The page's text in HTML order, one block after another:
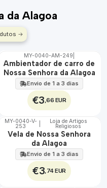
da Alagoa
🇵🇹
100%
MY-0040-AM-249
Ambientador de carro de
Nossa Senhora da Alagoa
Envio de 1 a 3 dias
€3 ,66 EUR
🇵🇹
100%
MY-0040-V-
253
Loja de Artigos
Religiosos
Vela de Nossa Senhora
da Alagoa
Envio de 1 a 3 dias
€3 ,74 EUR